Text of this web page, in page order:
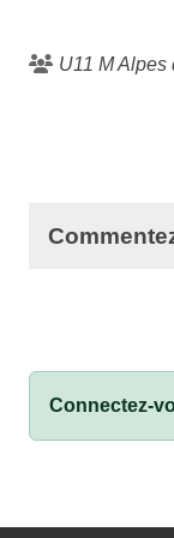
U11 M Alpes
Connectez-